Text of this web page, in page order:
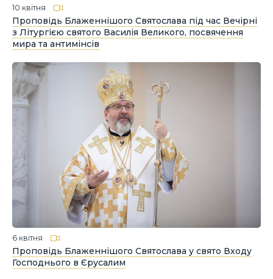
10 квітня
Проповідь Блаженнішого Святослава під час Вечірні
з Літургією святого Василія Великого, посвячення
мира та антимінсів
6 квітня
Проповідь Блаженнішого Святослава у свято Входу
Господнього в Єрусалим